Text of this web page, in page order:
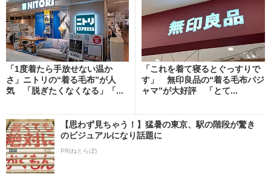
「1度着たら手放せない温か
さ」ニトリの“着る毛布”が人
気 「脱ぎたくなくなる」「...
「これを着て寝るとぐっすりで
す」 無印良品の“着る毛布パジ
ャマ”が大好評 「とて...
【思わず見ちゃう！】猛暑の東京、駅の階段が驚き
のビジュアルになり話題に
PR(ねとらぼ)